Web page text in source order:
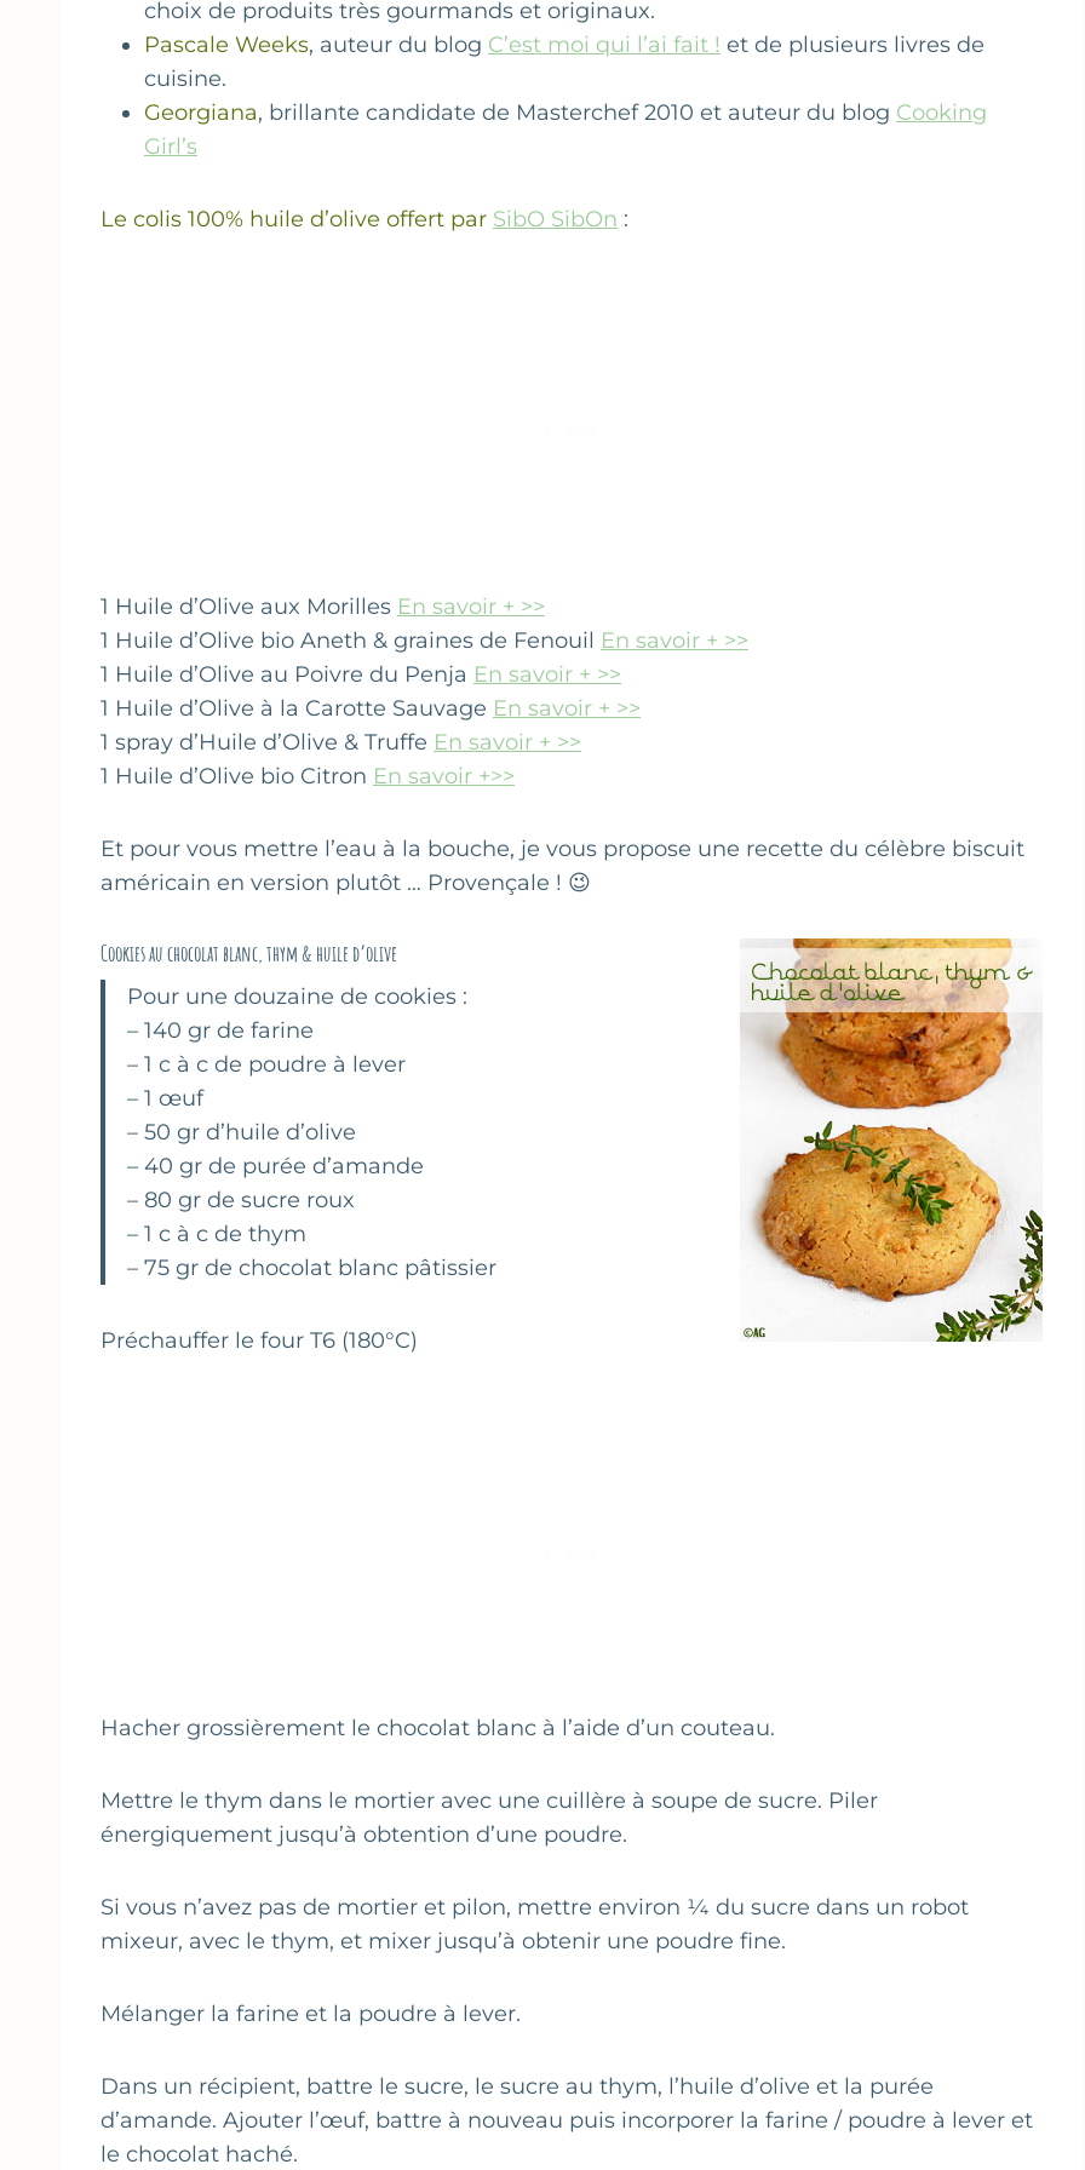
choix de produits très gourmands et originaux.
Pascale Weeks, auteur du blog C’est moi qui l’ai fait ! et de plusieurs livres de
cuisine.
Georgiana, brillante candidate de Masterchef 2010 et auteur du blog Cooking
Girl’s
Le colis 100% huile d’olive offert par SibO SibOn :
1 Huile d’Olive aux Morilles En savoir + >>
1 Huile d’Olive bio Aneth & graines de Fenouil En savoir + >>
1 Huile d’Olive au Poivre du Penja En savoir + >>
1 Huile d’Olive à la Carotte Sauvage En savoir + >>
1 spray d’Huile d’Olive & Truffe En savoir + >>
1 Huile d’Olive bio Citron En savoir +>>
Et pour vous mettre l’eau à la bouche, je vous propose une recette du célèbre biscuit
américain en version plutôt … Provençale ! 😉
Cookies au chocolat blanc, thym & huile d’olive
Pour une douzaine de cookies :
– 140 gr de farine
– 1 c à c de poudre à lever
– 1 œuf
– 50 gr d’huile d’olive
– 40 gr de purée d’amande
– 80 gr de sucre roux
– 1 c à c de thym
– 75 gr de chocolat blanc pâtissier
Préchauffer le four T6 (180°C)
Hacher grossièrement le chocolat blanc à l’aide d’un couteau.
Mettre le thym dans le mortier avec une cuillère à soupe de sucre. Piler
énergiquement jusqu’à obtention d’une poudre.
Si vous n’avez pas de mortier et pilon, mettre environ ¼ du sucre dans un robot
mixeur, avec le thym, et mixer jusqu’à obtenir une poudre fine.
Mélanger la farine et la poudre à lever.
Dans un récipient, battre le sucre, le sucre au thym, l’huile d’olive et la purée
d’amande. Ajouter l’œuf, battre à nouveau puis incorporer la farine / poudre à lever et
le chocolat haché.